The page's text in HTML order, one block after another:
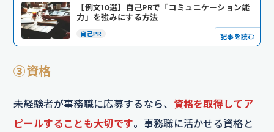
【例文10選】自己PRで「コミュニケーション能
力」を強みにする方法
自己PR 記事を読む
③資格
未経験者が事務職に応募するなら、 資格を取得してア
ピールすることも大切です。事務職に活かせる資格と